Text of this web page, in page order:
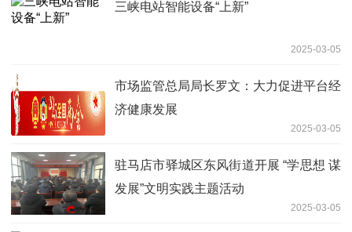
三峡电站智能设备“上新”
2025-03-05
市场监管总局局长罗文：大力促进平台经
济健康发展
2025-03-05
驻马店市驿城区东风街道开展 “学思想 谋
发展”文明实践主题活动
2025-03-05